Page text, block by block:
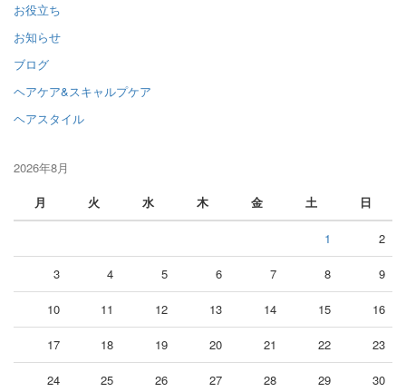
お役立ち
お知らせ
ブログ
ヘアケア&スキャルプケア
ヘアスタイル
2026年8月
月
火 水 木 金 土 日
1 2
3 4 5 6 7 8 9
10 11 12 13 14 15 16
17 18 19 20 21 22 23
24 25 26 27 28 29 30